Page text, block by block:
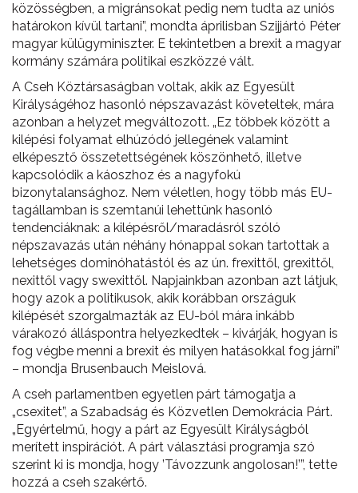
közösségben, a migránsokat pedig nem tudta az uniós
határokon kívül tartani”, mondta áprilisban Szijjártó Péter
magyar külügyminiszter. E tekintetben a brexit a magyar
kormány számára politikai eszközzé vált.
A Cseh Köztársaságban voltak, akik az Egyesült
Királyságéhoz hasonló népszavazást követeltek, mára
azonban a helyzet megváltozott. „Ez többek között a
kilépési folyamat elhúzódó jellegének valamint
elképesztő összetettségének köszönhető, illetve
kapcsolódik a káoszhoz és a nagyfokú
bizonytalansághoz. Nem véletlen, hogy több más EU-
tagállamban is szemtanúi lehettünk hasonló
tendenciáknak: a kilépésről/maradásról szóló
népszavazás után néhány hónappal sokan tartottak a
lehetséges dominóhatástól és az ún. frexittől, grexittől,
nexittől vagy swexittől. Napjainkban azonban azt látjuk,
hogy azok a politikusok, akik korábban országuk
kilépését szorgalmazták az EU-ból mára inkább
várakozó álláspontra helyezkedtek – kivárják, hogyan is
fog végbe menni a brexit és milyen hatásokkal fog járni”
– mondja Brusenbauch Meislová.
A cseh parlamentben egyetlen párt támogatja a
„csexitet”, a Szabadság és Közvetlen Demokrácia Párt.
„Egyértelmű, hogy a párt az Egyesült Királyságból
merített inspirációt. A párt választási programja szó
szerint ki is mondja, hogy ’Távozzunk angolosan!’”, tette
hozzá a cseh szakértő.